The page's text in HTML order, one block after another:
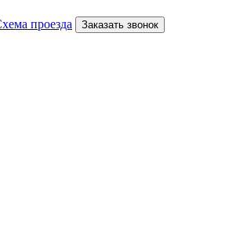
проезда Заказать звонок